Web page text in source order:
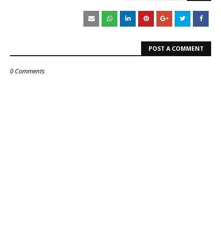
POST A COMMENT
0 Comments